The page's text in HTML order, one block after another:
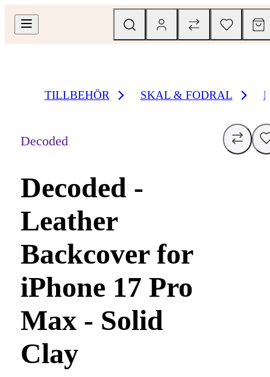
TILLBEHÖR SKAL & FODRAL
Decoded
Decoded -
Leather
Backcover for
iPhone 17 Pro
Max - Solid
Clay